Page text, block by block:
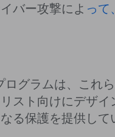
バー攻撃によ って
グラムは、これ
スト向けにデザ
る保護を提供して